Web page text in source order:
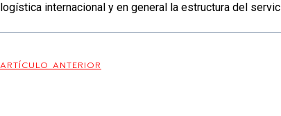
logística internacional y en general la estructura del
ARTÍCULO ANTERIOR